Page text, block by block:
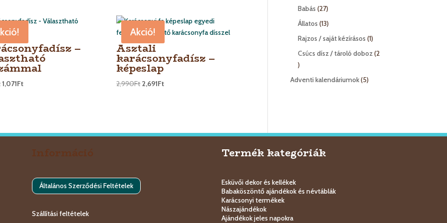
–
1,071Ft
Akció!
Asztali
karácsonyfadísz –
képeslap
2,990Ft 2,691Ft
Babás 2727
termék
Állatos 1313
termék
Rajzos / saját kézírásos 11
termék
Csúcs dísz / tároló doboz 2
2
termék
Adventi kalendáriumok 55
Információ
Általános Szerződési Feltételek
Szállítási feltételek
Termék kategóriák
Esküvői dekor és kellékek
Babaköszöntő ajándékok és névtáblák
Karácsonyi termékek
Nászajándékok
Ajándékok jeles napokra